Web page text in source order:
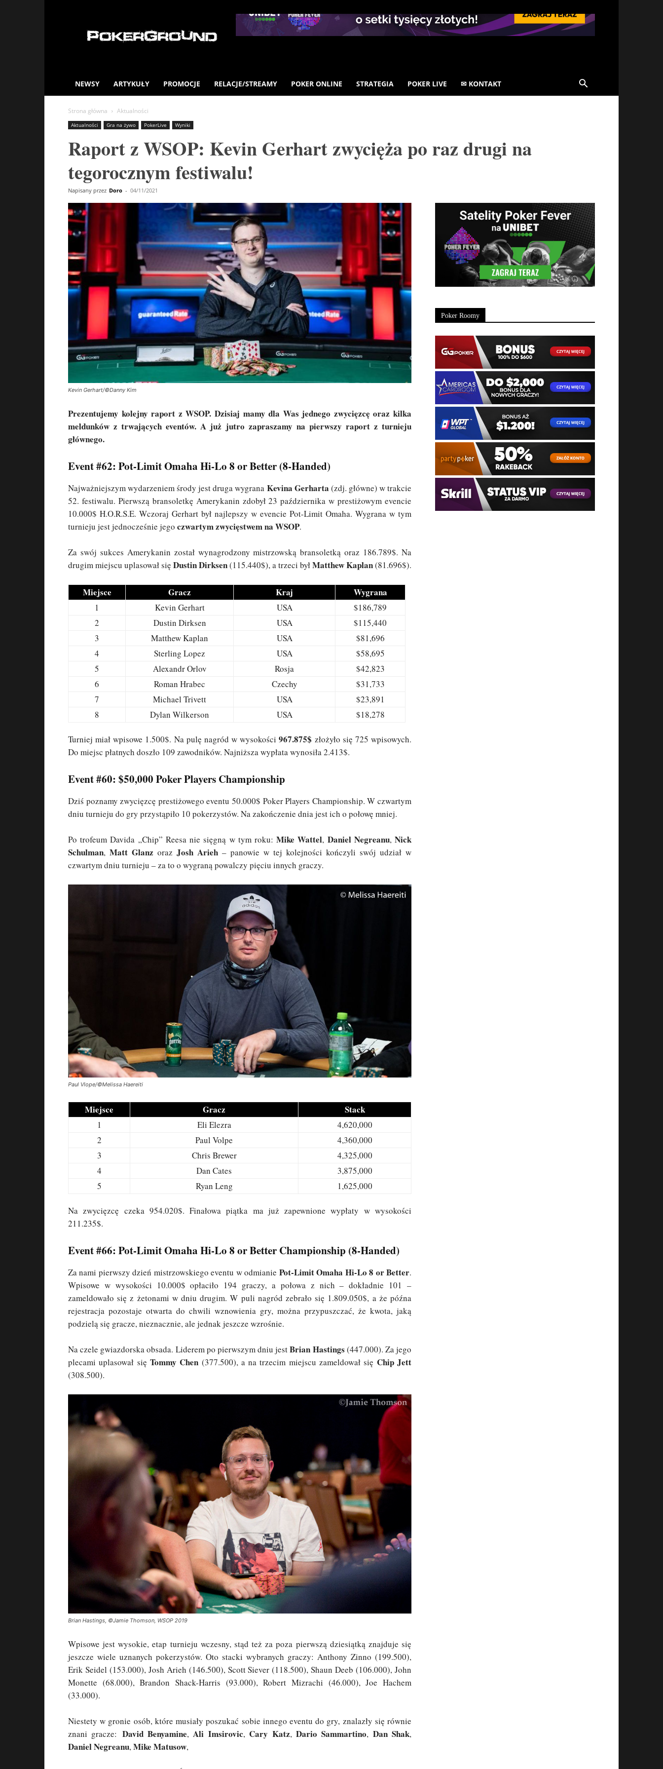
NEWSY ARTYKUŁY PROMOCJE RELACJE/STREAMY POKER ONLINE STRATEGIA POKER LIVE ✉ KONTAKT
Strona główna Aktualności
Aktualności Gra na żywo PokerLive Wyniki
Raport z WSOP: Kevin Gerhart zwycięża po raz drugi na
tegorocznym festiwalu!
Napisany przez Doro - 04/11/2021
Kevin Gerhart/©Danny Kim
Prezentujemy kolejny raport z WSOP. Dzisiaj mamy dla Was jednego zwycięzcę oraz kilka
meldunków z trwających eventów. A już jutro zapraszamy na pierwszy raport z turnieju
głównego.
Event #62: Pot-Limit Omaha Hi-Lo 8 or Better (8-Handed)
Najważniejszym wydarzeniem środy jest druga wygrana Kevina Gerharta (zdj. główne) w trakcie
52. festiwalu. Pierwszą bransoletkę Amerykanin zdobył 23 października w prestiżowym evencie
10.000$ H.O.R.S.E. Wczoraj Gerhart był najlepszy w evencie Pot-Limit Omaha. Wygrana w tym
turnieju jest jednocześnie jego czwartym zwycięstwem na WSOP.
Za swój sukces Amerykanin został wynagrodzony mistrzowską bransoletką oraz 186.789$. Na
drugim miejscu uplasował się Dustin Dirksen(115.440$), a trzeci byłMatthew Kaplan(81.696$).
Miejsce Gracz Kraj Wygrana
1 Kevin Gerhart USA
$186,789
2
Dustin Dirksen USA
$115,440
3
Matthew Kaplan USA
$81,696
4
Sterling Lopez USA
$58,695
5
Alexandr Orlov Rosja
$42,823
6
Roman Hrabec Czechy
$31,733
7
Michael Trivett USA
$23,891
8
Dylan Wilkerson USA $18,278
Turniej miał wpisowe 1.500$. Na pulę nagród w wysokości967.875$ złożyło się 725 wpisowych.
Do miejsc płatnych doszło 109 zawodników. Najniższa wypłata wynosiła 2.413$.
Event #60: $50,000 Poker Players Championship
Dziś poznamy zwycięzcę prestiżowego eventu 50.000$ Poker Players Championship. W czwartym
dniu turnieju do gry przystąpiło 10 pokerzystów. Na zakończenie dnia jest ich o połowę mniej.
Po trofeum Davida „Chip” Reesa nie sięgną w tym roku:Mike Wattel, Daniel Negreanu,Nick
Schulman, Matt Glanz oraz Josh Arieh – panowie w tej kolejności kończyli swój udział w
czwartym dniu turnieju – za to o wygraną powalczy pięciu innych graczy.
Paul Vlope/©Melissa Haereiti
Miejsce Gracz Stack
1 Eli Elezra
4,620,000
2
Paul Volpe
4,360,000
3
Chris Brewer
4,325,000
4
Dan Cates
3,875,000
5
Ryan Leng 1,625,000
Na zwycięzcę czeka 954.020$. Finałowa piątka ma już zapewnione wypłaty w wysokości
211.235$.
Event #66: Pot-Limit Omaha Hi-Lo 8 or Better Championship (8-Handed)
Za nami pierwszy dzień mistrzowskiego eventu w odmianie Pot-Limit Omaha Hi-Lo 8 or Better.
Wpisowe w wysokości 10.000$ opłaciło 194 graczy, a połowa z nich – dokładnie 101 –
zameldowało się z żetonami w dniu drugim. W puli nagród zebrało się 1.809.050$, a że późna
rejestracja pozostaje otwarta do chwili wznowienia gry, można przypuszczać, że kwota, jaką
podzielą się gracze, nieznacznie, ale jednak jeszcze wzrośnie.
Na czele gwiazdorska obsada. Liderem po pierwszym dniu jestBrian Hastings (447.000). Za jego
plecami uplasował się Tommy Chen (377.500), a na trzecim miejscu zameldował się Chip Jett
(308.500).
Brian Hastings, ©Jamie Thomson, WSOP 2019
Wpisowe jest wysokie, etap turnieju wczesny, stąd też za poza pierwszą dziesiątką znajduje się
jeszcze wiele uznanych pokerzystów. Oto stacki wybranych graczy: Anthony Zinno (199.500),
Erik Seidel (153.000), Josh Arieh (146.500), Scott Siever (118.500), Shaun Deeb (106.000), John
Monette (68.000), Brandon Shack-Harris (93.000), Robert Mizrachi (46.000), Joe Hachem
(33.000).
Niestety w gronie osób, które musiały poszukać sobie innego eventu do gry, znalazły się równie
znani gracze: David Benyamine,Ali Imsirovic, Cary Katz, Dario Sammartino, Dan Shak,
Daniel Negreanu,Mike Matusow,
Poker Roomy